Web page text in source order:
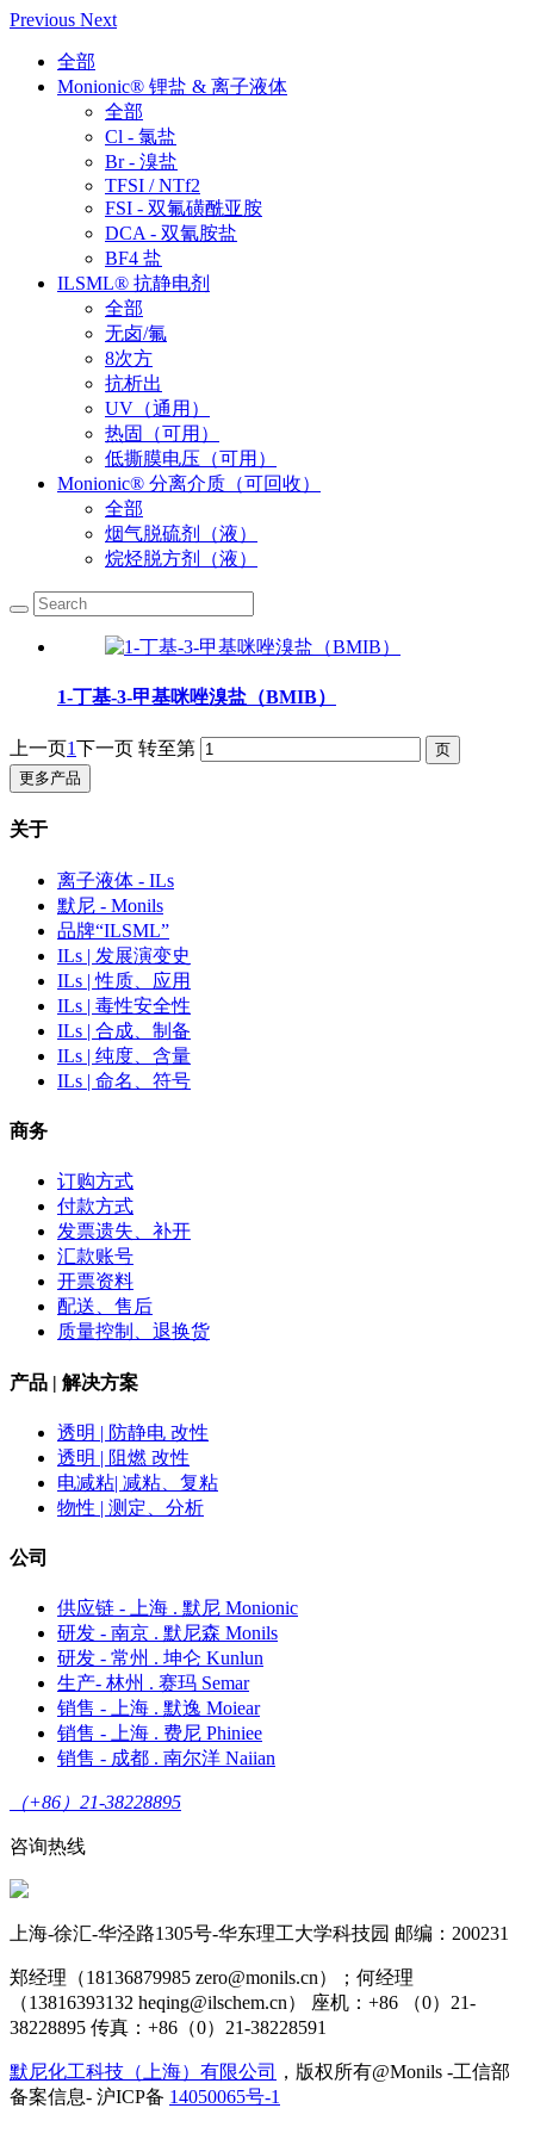
Previous Next
全部
Monionic® 锂盐 & 离子液体
全部
Cl - 氯盐
Br - 溴盐
TFSI / NTf2
FSI - 双氟磺酰亚胺
DCA - 双氰胺盐
BF4 盐
ILSML® 抗静电剂
全部
无卤/氟
8次方
抗析出
UV（通用）
热固（可用）
低撕膜电压（可用）
Monionic® 分离介质（可回收）
全部
烟气脱硫剂（液）
烷烃脱方剂（液）
1-丁基-3-甲基咪唑溴盐（BMIB）
上一页1下一页 转至第
更多产品
关于
离子液体 - ILs
默尼 - Monils
品牌“ILSML”
ILs | 发展演变史
ILs | 性质、应用
ILs | 毒性安全性
ILs | 合成、制备
ILs | 纯度、含量
ILs | 命名、符号
商务
订购方式
付款方式
发票遗失、补开
汇款账号
开票资料
配送、售后
质量控制、退换货
产品 | 解决方案
透明 | 防静电 改性
透明 | 阻燃 改性
电减粘| 减粘、复粘
物性 | 测定、分析
公司
供应链 - 上海 . 默尼 Monionic
研发 - 南京 . 默尼森 Monils
研发 - 常州 . 坤仑 Kunlun
生产- 林州 . 赛玛 Semar
销售 - 上海 . 默逸 Moiear
销售 - 上海 . 费尼 Phiniee
销售 - 成都 . 南尔洋 Naiian
（+86）21-38228895
咨询热线
上海-徐汇-华泾路1305号-华东理工大学科技园 邮编：200231
郑经理（18136879985 zero@monils.cn）；何经理
（13816393132 heqing@ilschem.cn） 座机：+86 （0）21-
38228895 传真：+86（0）21-38228591
默尼化工科技（上海）有限公司
，版权所有@Monils -工信部
备案信息- 沪ICP备 14050065号-1